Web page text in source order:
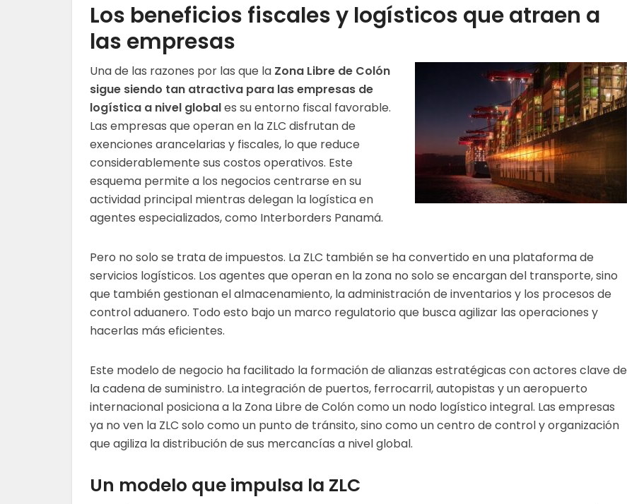
Los beneficios fiscales y logísticos que atraen a
las empresas
Una de las razones por las que la Zona Libre de Colón
sigue siendo tan atractiva para las empresas de
logística a nivel globales su entorno fiscal favorable.
Las empresas que operan en la ZLC disfrutan de
exenciones arancelarias y fiscales, lo que reduce
considerablemente sus costos operativos. Este
esquema permite a los negocios centrarse en su
actividad principal mientras delegan la logística en
agentes especializados, como Interborders Panamá.
Pero no solo se trata de impuestos. La ZLC también se ha convertido en una plataforma de
servicios logísticos. Los agentes que operan en la zona no solo se encargan del transporte, sino
que también gestionan el almacenamiento, la administración de inventarios y los procesos de
control aduanero. Todo esto bajo un marco regulatorio que busca agilizar las operaciones y
hacerlas más eficientes.
Este modelo de negocio ha facilitado la formación de alianzas estratégicas con actores clave de
la cadena de suministro. La integración de puertos, ferrocarril, autopistas y un aeropuerto
internacional posiciona a la Zona Libre de Colón como un nodo logístico integral. Las empresas
ya no ven la ZLC solo como un punto de tránsito, sino como un centro de control y organización
que agiliza la distribución de sus mercancías a nivel global.
Un modelo que impulsa la ZLC